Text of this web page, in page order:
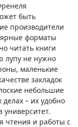
быть
производители
форматы
читать книги
лупу не нужно
маленькие
закладок
небольшие
– их удобно
университет.
чтения и работы с